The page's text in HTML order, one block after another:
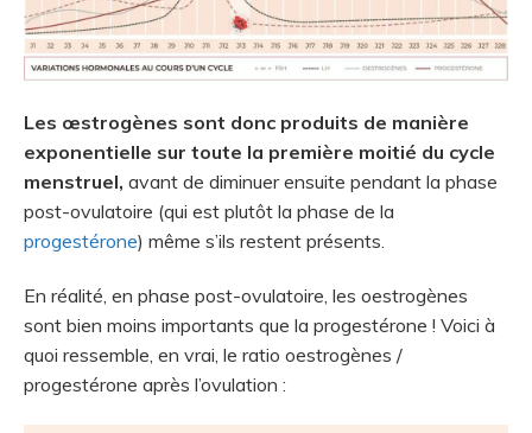
Les œstrogènes sont donc produits de manière
exponentielle sur toute la première moitié du cycle
menstruel, avant de diminuer ensuite pendant la phase
post-ovulatoire (qui est plutôt la phase de la
progestérone) même s’ils restent présents.
En réalité, en phase post-ovulatoire, les oestrogènes
sont bien moins importants que la progestérone ! Voici à
quoi ressemble, en vrai, le ratio oestrogènes /
progestérone après l’ovulation :